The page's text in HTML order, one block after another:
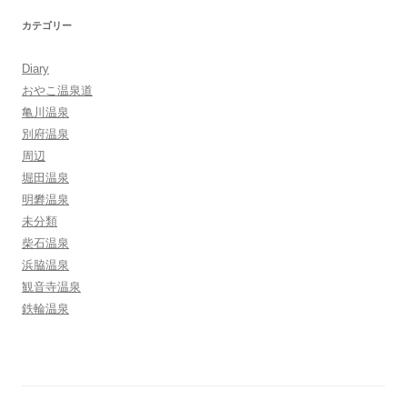
カテゴリー
Diary
おやこ温泉道
亀川温泉
別府温泉
周辺
堀田温泉
明礬温泉
未分類
柴石温泉
浜脇温泉
観音寺温泉
鉄輪温泉